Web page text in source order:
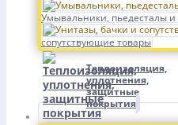
Умывальники, пьедесталы
сопутствующие товары
Теплоизоляция,
уплотнения,
защитные
покрытия